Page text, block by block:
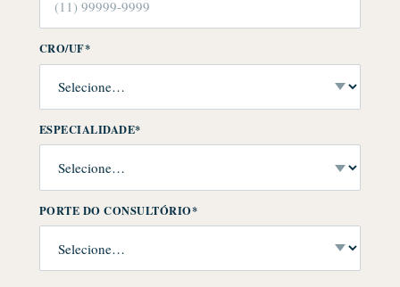
CRO/UF*
ESPECIALIDADE*
PORTE DO CONSULTÓRIO*